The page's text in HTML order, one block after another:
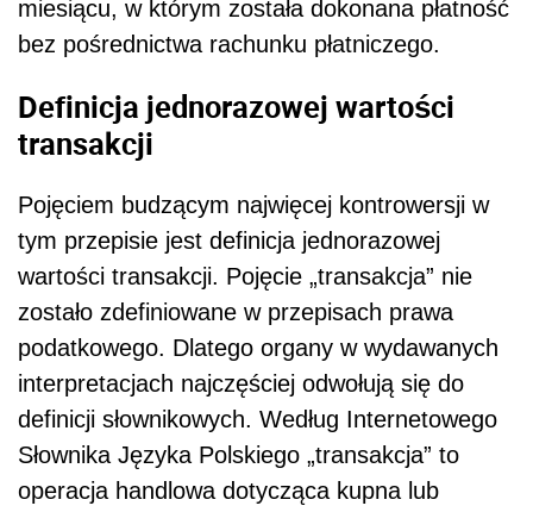
miesiącu, w którym została dokonana płatność
bez pośrednictwa rachunku płatniczego.
Definicja jednorazowej wartości
transakcji
Pojęciem budzącym najwięcej kontrowersji w
tym przepisie jest definicja jednorazowej
wartości transakcji. Pojęcie „transakcja” nie
zostało zdefiniowane w przepisach prawa
podatkowego. Dlatego organy w wydawanych
interpretacjach najczęściej odwołują się do
definicji słownikowych. Według Internetowego
Słownika Języka Polskiego „transakcja” to
operacja handlowa dotycząca kupna lub